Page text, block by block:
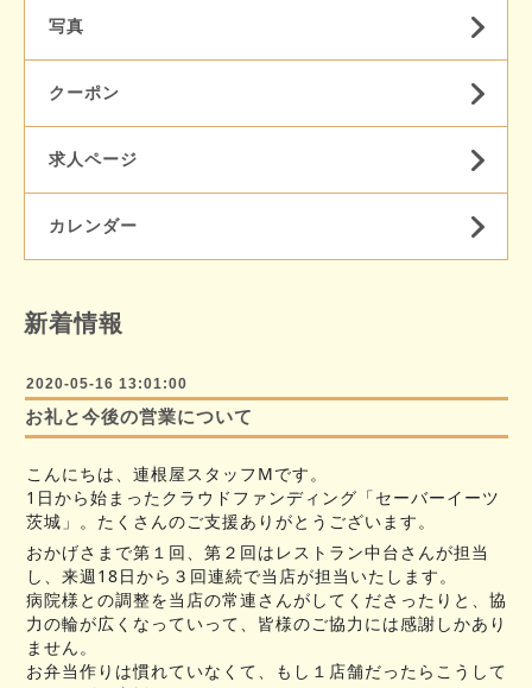
写真
クーポン
求人ページ
カレンダー
新着情報
2020-05-16 13:01:00
お礼と今後の営業について
こんにちは、連根屋スタッフMです。
1日から始まったクラウドファンディング「セーバーイーツ
茨城」。たくさんのご支援ありがとうございます。
おかげさまで第１回、第２回はレストラン中台さんが担当
し、来週18日から３回連続で当店が担当いたします。
病院様との調整を当店の常連さんがしてくださったりと、協
力の輪が広くなっていって、皆様のご協力には感謝しかあり
ません。
お弁当作りは慣れていなくて、もし１店舗だったらこうして